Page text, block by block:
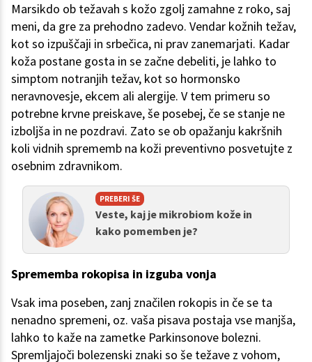
Marsikdo ob težavah s kožo zgolj zamahne z roko, saj
meni, da gre za prehodno zadevo. Vendar kožnih težav,
kot so izpuščaji in srbečica, ni prav zanemarjati. Kadar
koža postane gosta in se začne debeliti, je lahko to
simptom notranjih težav, kot so hormonsko
neravnovesje, ekcem ali alergije. V tem primeru so
potrebne krvne preiskave, še posebej, če se stanje ne
izboljša in ne pozdravi. Zato se ob opažanju kakršnih
koli vidnih sprememb na koži preventivno posvetujte z
osebnim zdravnikom.
PREBERI ŠE
Veste, kaj je mikrobiom kože in
kako pomemben je?
Sprememba rokopisa in izguba vonja
Vsak ima poseben, zanj značilen rokopis in če se ta
nenadno spremeni, oz. vaša pisava postaja vse manjša,
lahko to kaže na zametke Parkinsonove bolezni.
Spremljajoči bolezenski znaki so še težave z vohom,